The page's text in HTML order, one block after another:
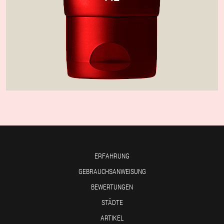
ERFAHRUNG
GEBRAUCHSANWEISUNG
BEWERTUNGEN
STÄDTE
ARTIKEL